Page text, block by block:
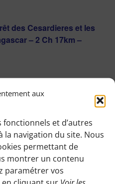
aux
et d’autres
la navigation du site. Nous
permettant de
montrer un contenu
paramétrer vos
des Cesardieres et les
– 2 Ch 17km –